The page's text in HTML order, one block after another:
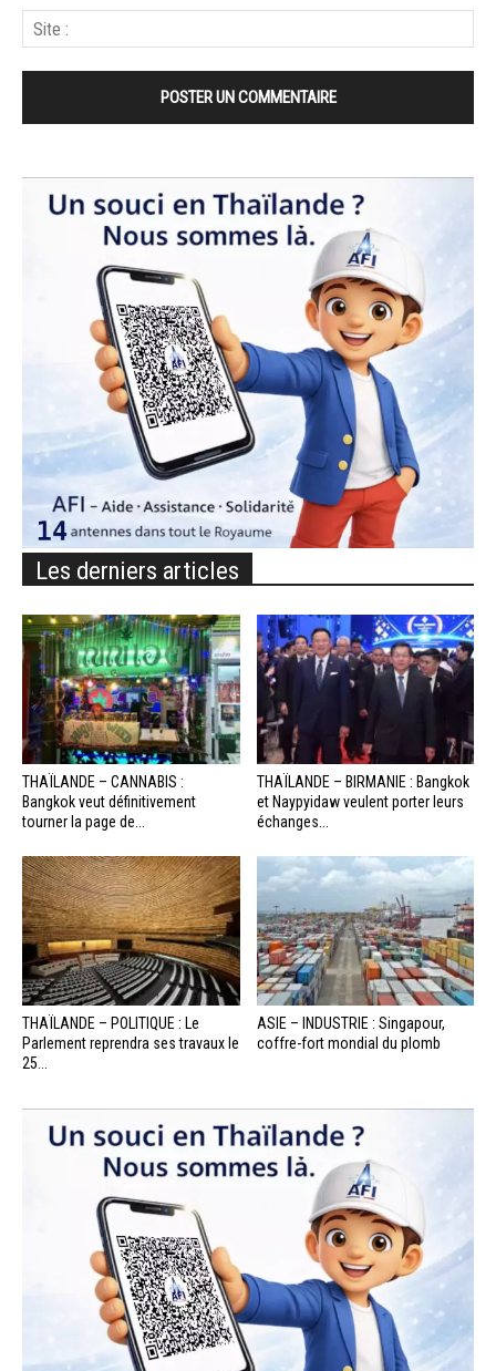
Les derniers articles
THAÏLANDE – CANNABIS :
Bangkok veut définitivement
tourner la page de...
THAÏLANDE – BIRMANIE : Bangkok
et Naypyidaw veulent porter leurs
échanges...
THAÏLANDE – POLITIQUE : Le
Parlement reprendra ses travaux le
25...
ASIE – INDUSTRIE : Singapour,
coffre-fort mondial du plomb